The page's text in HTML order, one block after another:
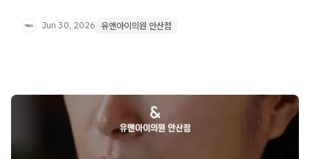
Jun 30, 2026 유앤아이의원 안산점